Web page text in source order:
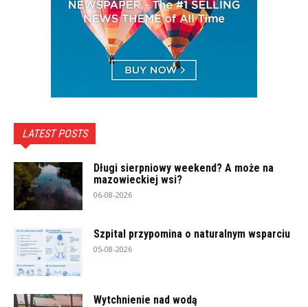
LATEST POSTS
Długi sierpniowy weekend? A może na
mazowieckiej wsi?
06-08-2026
Szpital przypomina o naturalnym wsparciu
05-08-2026
Wytchnienie nad wodą